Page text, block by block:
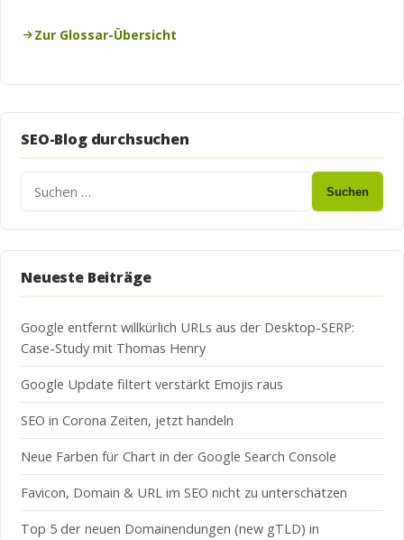
Zur Glossar-Übersicht
SEO-Blog durchsuchen
Suchen
Neueste Beiträge
Google entfernt willkürlich URLs aus der Desktop-SERP:
Case-Study mit Thomas Henry
Google Update filtert verstärkt Emojis raus
SEO in Corona Zeiten, jetzt handeln
Neue Farben für Chart in der Google Search Console
Favicon, Domain & URL im SEO nicht zu unterschätzen
Top 5 der neuen Domainendungen (new gTLD) in